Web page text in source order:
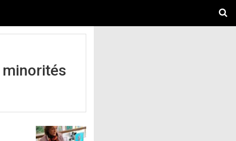
minorités